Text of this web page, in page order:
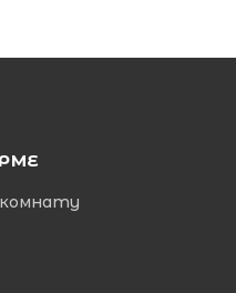
комнату